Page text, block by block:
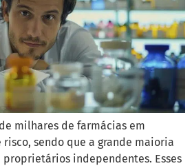
milhares de farmácias em
sendo que a grande maioria
proprietários independentes. Esses